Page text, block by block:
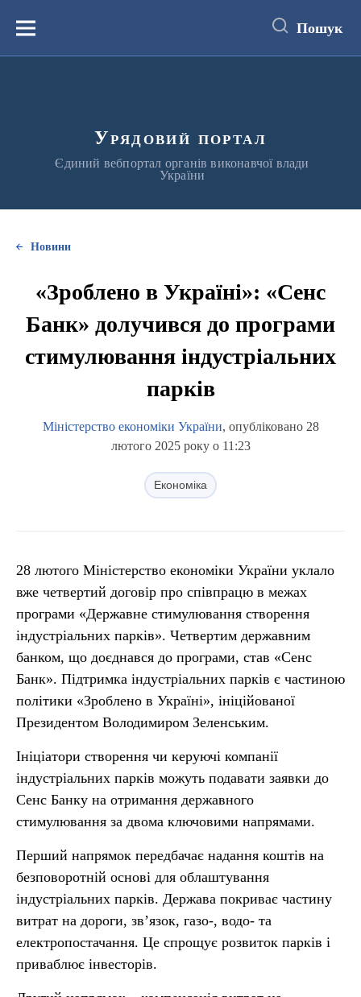
вмістуМеню Пошук
Урядовий портал
Єдиний вебпортал органів виконавчої влади
України
Новини
«Зроблено в Україні»: «Сенс
Банк» долучився до програми
стимулювання індустріальних
парків
Міністерство економіки України, опубліковано 28
лютого 2025 року о 11:23
Економіка
28 лютого Міністерство економіки України уклало
вже четвертий договір про співпрацю в межах
програми «Державне стимулювання створення
індустріальних парків». Четвертим державним
банком, що доєднався до програми, став «Сенс
Банк». Підтримка індустріальних парків є частиною
політики «Зроблено в Україні», ініційованої
Президентом Володимиром Зеленським.
Ініціатори створення чи керуючі компанії
індустріальних парків можуть подавати заявки до
Сенс Банку на отримання державного
стимулювання за двома ключовими напрямами.
Перший напрямок передбачає надання коштів на
безповоротній основі для облаштування
індустріальних парків. Держава покриває частину
витрат на дороги, зв’язок, газо-, водо- та
електропостачання. Це спрощує розвиток парків і
приваблює інвесторів.